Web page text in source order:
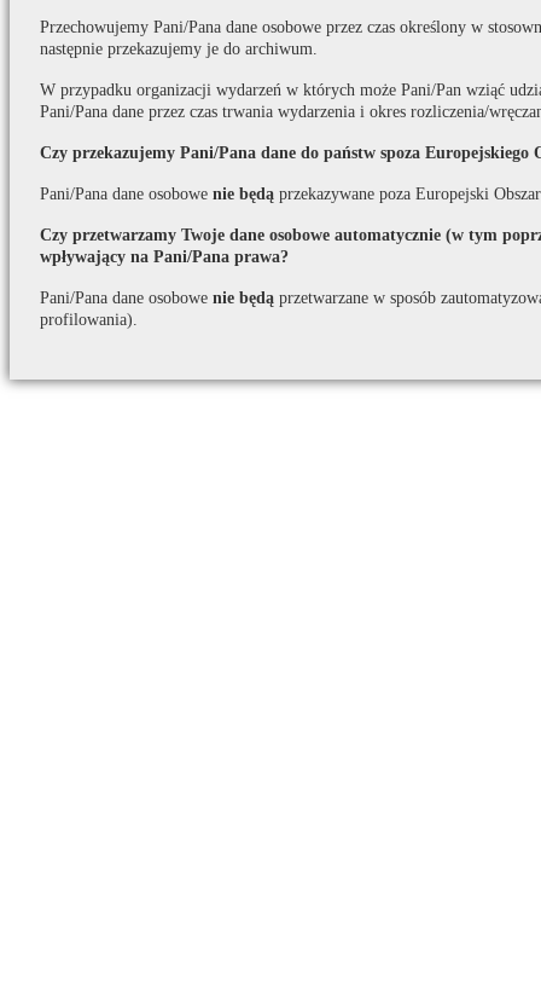
Przechowujemy Pani/Pana dane osobowe przez czas określony w
następnie przekazujemy je do archiwum.
W przypadku organizacji wydarzeń w których może Pani/Pan wziąć
Pani/Pana dane przez czas trwania wydarzenia i okres rozliczenia/
Czy przekazujemy Pani/Pana dane do państw spoza Europejskiego
Pani/Pana dane osobowe nie będą przekazywane poza Europejski
Czy przetwarzamy Twoje dane osobowe automatycznie (w tym
wpływający na Pani/Pana prawa?
Pani/Pana dane osobowe nie będą przetwarzane w sposób
profilowania).